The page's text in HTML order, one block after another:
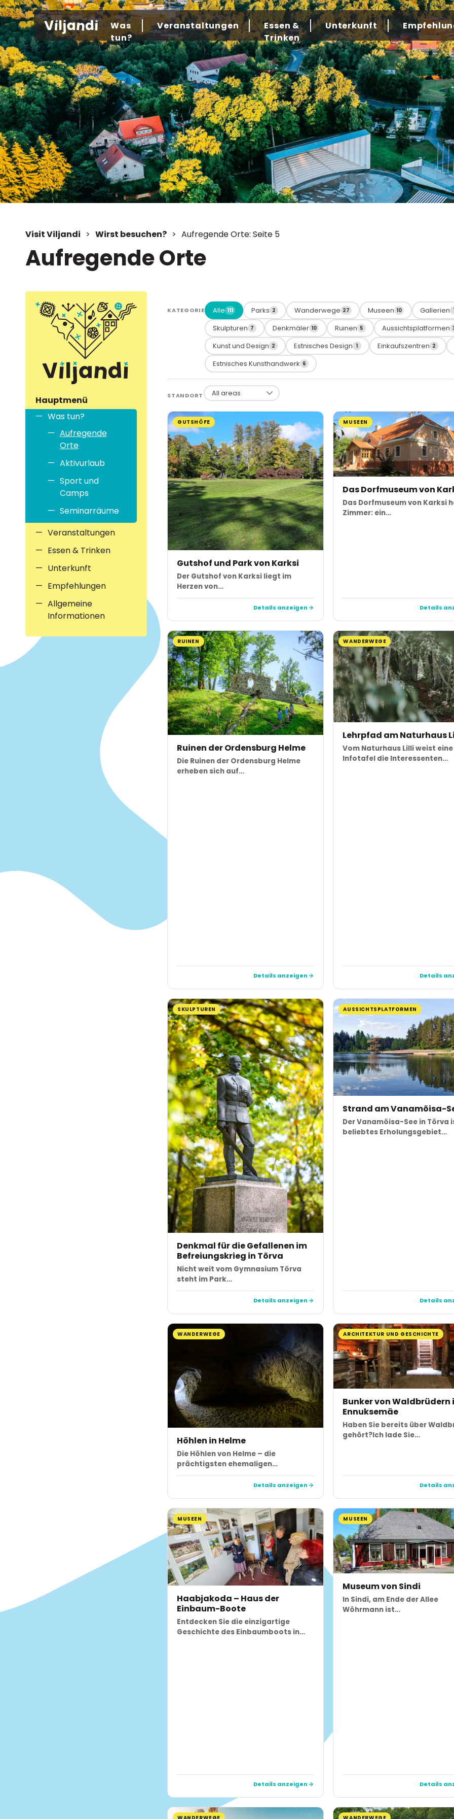
Was
tun?
Veranstaltungen
Essen &
Trinken
Unterkunft
Visit Viljandi > Wirst besuchen? > Aufregende Orte: Seite 5
Aufregende Orte
Hauptmenü
Was tun?
Aufregende
Orte
Aktivurlaub
Sport und
Camps
Seminarräume
Veranstaltungen
Essen & Trinken
Unterkunft
Empfehlungen
Allgemeine
Informationen
KATEGORIE Alle 111 Parks 2 Wanderwege 27 Museen 10 Gallerien
Skulpturen 7 Denkmäler 10 Ruinen 5 Aussichtsplatformen
Kunst und Design 2 Estnisches Design 1 Einkaufszentren 2
Estnisches Kunsthandwerk 6
STANDORT
GUTSHÖFE
Gutshof und Park von Karksi
Der Gutshof von Karksi liegt im
Herzen von…
Details anzeigen
MUSEEN
Das Dorfmuseum von
Das Dorfmuseum von Karksi
Zimmer: ein…
Details
RUINEN
Ruinen der Ordensburg Helme
Die Ruinen der Ordensburg Helme
erheben sich auf…
Details anzeigen
WANDERWEGE
Lehrpfad am Naturhaus
Vom Naturhaus Lilli weist eine
Infotafel die Interessenten…
Details
SKULPTUREN
Denkmal für die Gefallenen im
Befreiungskrieg in Tõrva
Nicht weit vom Gymnasium Tõrva
steht im Park…
Details anzeigen
AUSSICHTSPLATFORMEN
Strand am Vanamõisa-
Der Vanamõisa-See in Tõrva
beliebtes Erholungsgebiet…
Details
WANDERWEGE
Höhlen in Helme
Die Höhlen von Helme – die
prächtigsten ehemaligen…
Details anzeigen
ARCHITEKTUR UND GESCHICHTE
Bunker von Waldbrüdern
Ennuksemäe
Haben Sie bereits über
gehört?Ich lade Sie…
Details
MUSEEN
Haabjakoda – Haus der
Einbaum-Boote
Entdecken Sie die einzigartige
Geschichte des Einbaumboots in…
Details anzeigen
MUSEEN
Museum von Sindi
In Sindi, am Ende der Allee
Wöhrmann ist…
Details